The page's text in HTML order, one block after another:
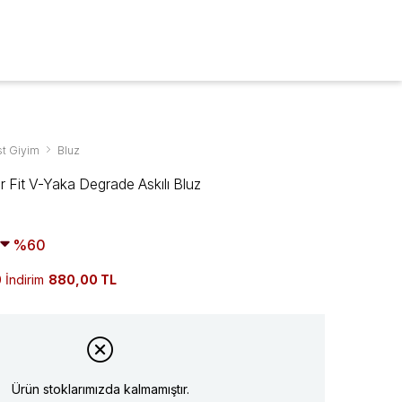
Giyim Bluz
V-Yaka Degrade Askılı Bluz
60
İndirim 880,00 TL
Ürün stoklarımızda kalmamıştır.